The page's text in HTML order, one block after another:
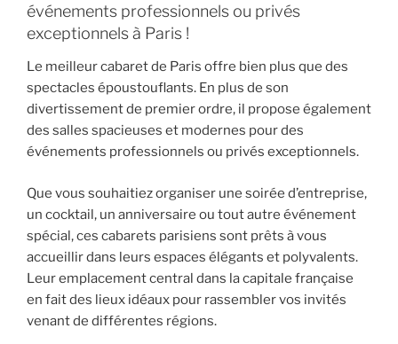
événements professionnels ou privés
exceptionnels à Paris !
Le meilleur cabaret de Paris offre bien plus que des
spectacles époustouflants. En plus de son
divertissement de premier ordre, il propose également
des salles spacieuses et modernes pour des
événements professionnels ou privés exceptionnels.
Que vous souhaitiez organiser une soirée d’entreprise,
un cocktail, un anniversaire ou tout autre événement
spécial, ces cabarets parisiens sont prêts à vous
accueillir dans leurs espaces élégants et polyvalents.
Leur emplacement central dans la capitale française
en fait des lieux idéaux pour rassembler vos invités
venant de différentes régions.